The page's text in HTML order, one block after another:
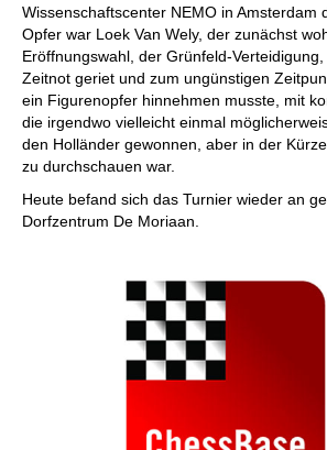
Wissenschaftscenter NEMO in Amsterdam
Opfer war Loek Van Wely, der zunächst
Eröffnungswahl, der Grünfeld-
Zeitnot geriet und zum ungünstigen
ein Figurenopfer hinnehmen musste, mit
die irgendwo vielleicht einmal
den Holländer gewonnen, aber in der
zu durchschauen war.
Heute befand sich das Turnier wieder an
Dorfzentrum De Moriaan.